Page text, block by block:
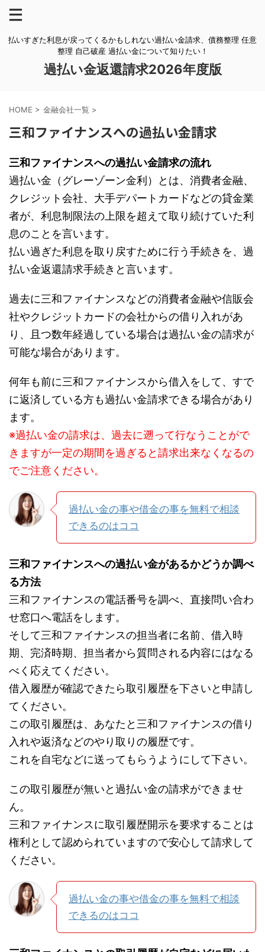
払いすぎた利息が戻ってくるかもしれない過払い金請求、債務整理 任意
整理 自己破産 過払い金について知りたい！
過払い金返還請求2026年度版
HOME > 金融会社一覧 >
三和ファイナンスへの過払い金請求
三和ファイナンスへの過払い金請求の流れ
過払い金（グレーゾーン金利）とは、消費者金融、
クレジット会社、大手デパートカードなどの貸金業
者が、利息制限法の上限を超えて取り続けていた利
息のことを言います。
払い過ぎた利息を取り戻すために行う手続きを、過
払い金返還請求手続きと言います。
過去に三和ファイナンスなどの消費者金融や信販会
社やクレジットカードの会社からの借り入れがあ
り、且つ数年経過している場合は過払い金の請求が
可能な場合があります。
何年も前に三和ファイナンスから借入をして、すで
に返済している方も過払い金請求できる場合があり
ます。
※過払い金の請求は、過去に遡って行なうことがで
きますが一定の期間を過ぎると請求出来なくなるの
でご注意ください。
過払い金の事や借金の事を無料で相談
できるのはココ
三和ファイナンスへの過払い金があるかどうか調べ
る方法
三和ファイナンスの電話番号を調べ、直接問い合わ
せ窓口へ電話をします。
そして三和ファイナンスの担当者に名前、借入時
期、完済時期、担当者から質問される内容にはなる
べく応えてください。
借入履歴が確認できたら取引履歴を下さいと申請し
てください。
この取引履歴は、あなたと三和ファイナンスの借り
入れや返済などのやり取りの履歴です。
これを自宅などに送ってもらうようにして下さい。
この取引履歴が無いと過払い金の請求ができませ
ん。
三和ファイナンスに取引履歴開示を要求することは
権利として認められていますので安心して請求して
ください。
過払い金の事や借金の事を無料で相談
できるのはココ